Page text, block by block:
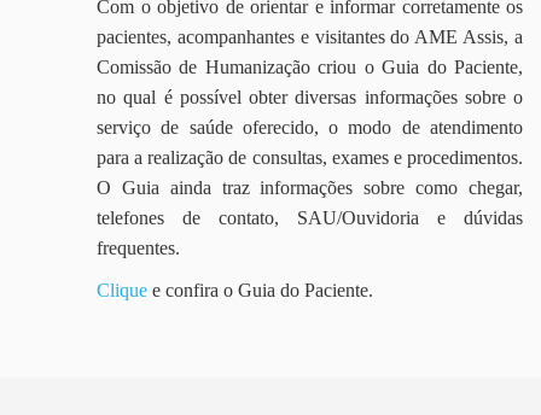
Com o objetivo de orientar e informar corretamente os
pacientes, acompanhantes e visitantes do AME Assis, a
Comissão de Humanização criou o Guia do Paciente,
no qual é possível obter diversas informações sobre o
serviço de saúde oferecido, o modo de atendimento
para a realização de consultas, exames e procedimentos.
O Guia ainda traz informações sobre como chegar,
telefones de contato, SAU/Ouvidoria e dúvidas
frequentes.
Clique e confira o Guia do Paciente.